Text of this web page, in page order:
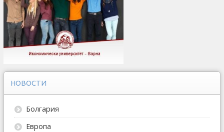
НОВОСТИ
Болгария
Европа